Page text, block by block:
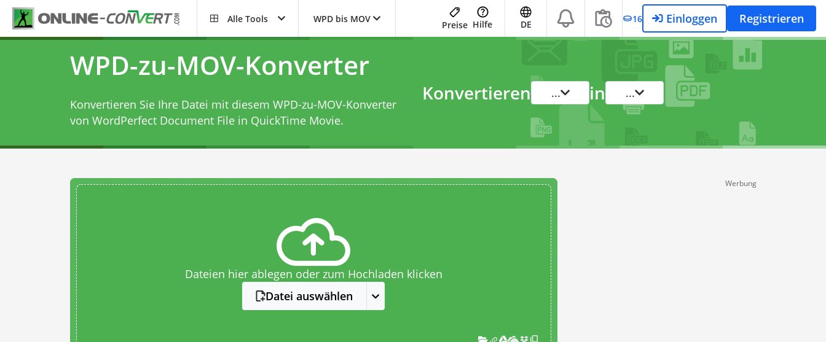
Alle Tools WPD bis MOV
Preise Hilfe DE 16 Einloggen Registrieren
WPD-zu-MOV-Konverter
Konvertieren Sie Ihre Datei mit diesem WPD-zu-MOV-Konverter
von WordPerfect Document File in QuickTime Movie.
Konvertieren ... in ...
Dateien hier ablegen oder zum Hochladen klicken
Datei auswählen
Werbung